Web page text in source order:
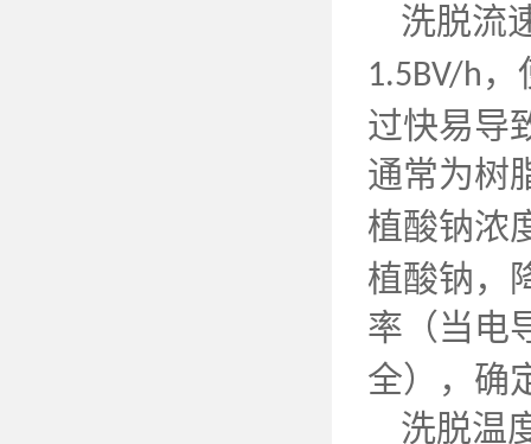
洗脱流
1.5BV/h
过快易导
通常为树
植酸钠浓
植酸钠，
率（当电
全），确
洗脱温